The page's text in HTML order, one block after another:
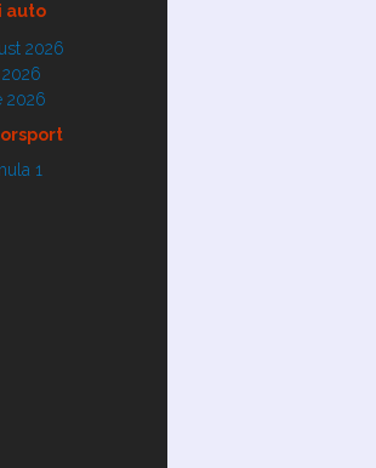
auto
2026
2026
2026
1